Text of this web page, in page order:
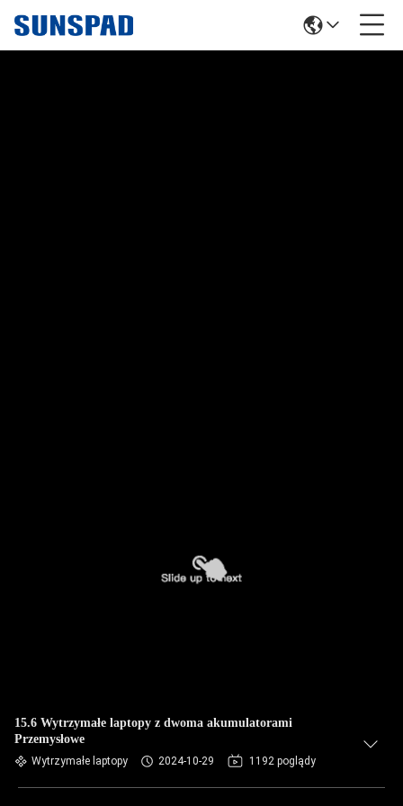
15.6 Wytrzymałe laptopy z dwoma akumulatorami
Przemysłowe
Wytrzymałe laptopy 2024-10-29 1192 poglądy